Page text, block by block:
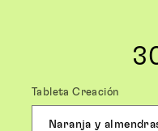
Tableta Creación